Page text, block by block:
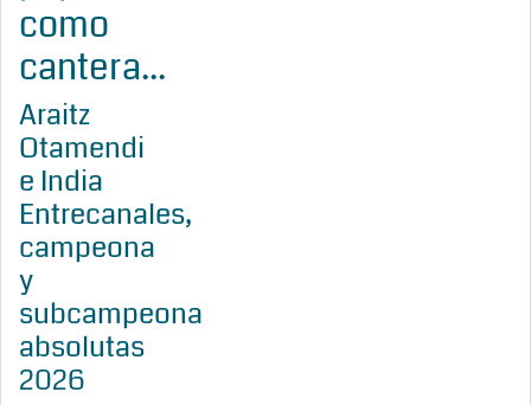
como
cantera...
Araitz
Otamendi
e India
Entrecanales,
campeona
y
subcampeona
absolutas
2026